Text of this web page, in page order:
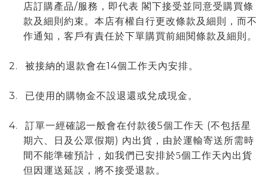
店訂購產品/服務，即代表 閣下接受並同意受購買條
款及細則約束。本店有權自行更改條款及細則，而不
作通知，客戶有責任於下單購買前細閱條款及細則。
2. 被接納的退款會在14個工作天內安排。
3. 已使用的購物金不設退還或兌成現金。
4. 訂單一經確認一般會在付款後5個工作天 (不包括星
期六、日及公眾假期 ) 內出貨，由於運輸寄送所需時
間不能準確預計，如我們已安排於5個工作天內出貨
但因運送延誤，將不接受退款。